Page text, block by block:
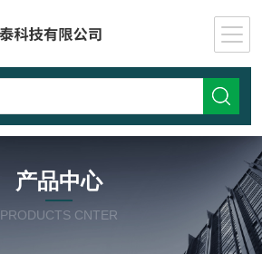
产品中心
PRODUCTS CNTER